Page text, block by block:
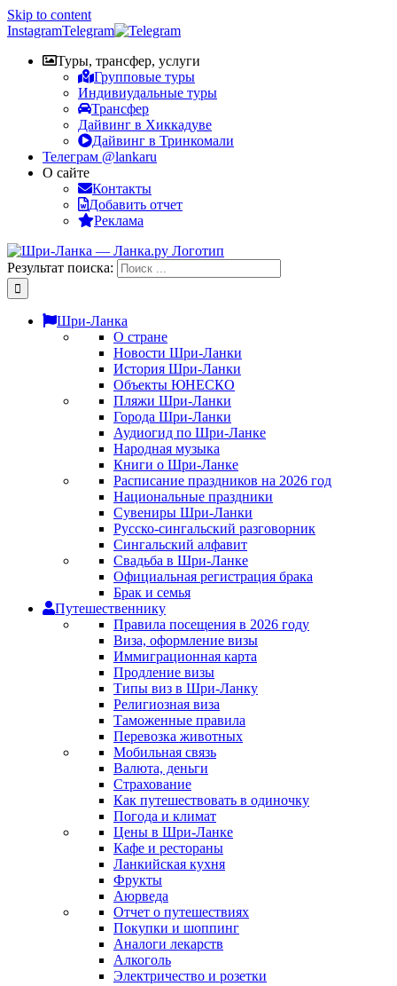
Skip to content
InstagramTelegram
Туры, трансфер, услуги
Групповые туры
Индивиудальные туры
Трансфер
Дайвинг в Хиккадуве
Дайвинг в Тринкомали
Телеграм @lankaru
О сайте
Контакты
Добавить отчет
Реклама
Результат поиска:
Шри-Ланка
О стране
Новости Шри-Ланки
История Шри-Ланки
Объекты ЮНЕСКО
Пляжи Шри-Ланки
Города Шри-Ланки
Аудиогид по Шри-Ланке
Народная музыка
Книги о Шри-Ланке
Расписание праздников на 2026 год
Национальные праздники
Сувениры Шри-Ланки
Русско-сингальский разговорник
Сингальский алфавит
Свадьба в Шри-Ланке
Официальная регистрация брака
Брак и семья
Путешественнику
Правила посещения в 2026 году
Виза, оформление визы
Иммиграционная карта
Продление визы
Типы виз в Шри-Ланку
Религиозная виза
Таможенные правила
Перевозка животных
Мобильная связь
Валюта, деньги
Страхование
Как путешествовать в одиночку
Погода и климат
Цены в Шри-Ланке
Кафе и рестораны
Ланкийская кухня
Фрукты
Аюрведа
Отчет о путешествиях
Покупки и шоппинг
Аналоги лекарств
Алкоголь
Электричество и розетки